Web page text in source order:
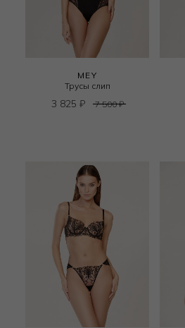
MEY
Трусы слип
3 825 ₽ 7 500₽